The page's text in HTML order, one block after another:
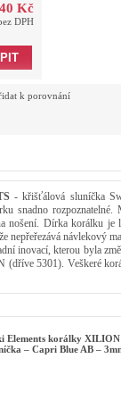
Kč
DPH
k porovnání
- křišťálová sluníčka
snadno
nošení. Dírka korálku je
nepřeřezává návlekový
inovací, kterou byla
5301). Veškeré
Elements korálky
– Capri Blue AB –